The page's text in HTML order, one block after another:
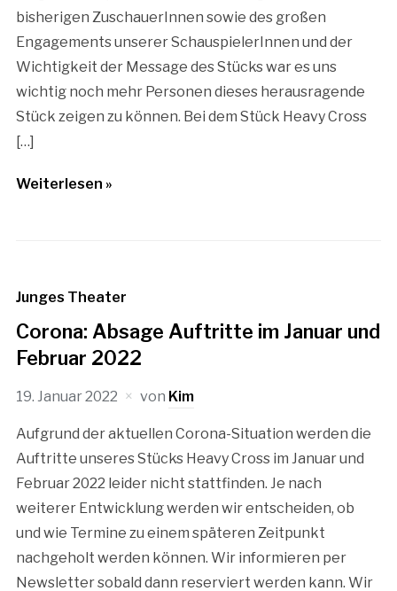
bisherigen ZuschauerInnen sowie des großen
Engagements unserer SchauspielerInnen und der
Wichtigkeit der Message des Stücks war es uns
wichtig noch mehr Personen dieses herausragende
Stück zeigen zu können. Bei dem Stück Heavy Cross
[…]
Weiterlesen »
Junges Theater
Corona: Absage Auftritte im Januar und
Februar 2022
19. Januar 2022 von Kim
Aufgrund der aktuellen Corona-Situation werden die
Auftritte unseres Stücks Heavy Cross im Januar und
Februar 2022 leider nicht stattfinden. Je nach
weiterer Entwicklung werden wir entscheiden, ob
und wie Termine zu einem späteren Zeitpunkt
nachgeholt werden können. Wir informieren per
Newsletter sobald dann reserviert werden kann. Wir